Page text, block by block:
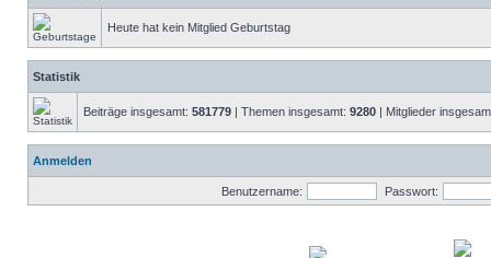
Heute hat kein Mitglied Geburtstag
Statistik
Beiträge insgesamt: 581779 | Themen insgesamt: 9280 | Mitglieder
Anmelden
Benutzername: Passwort: